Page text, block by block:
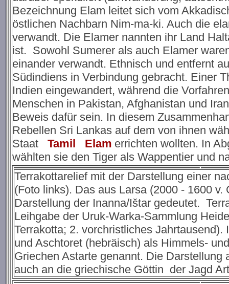
Bezeichnung Elam leitet sich vom
östlichen Nachbarn Nim-ma-ki. Auch die
verwandt. Die Elamer nannten ihr Land
ist. Sowohl Sumerer als auch Elamer
einander verwandt. Ethnisch und entfernt
Südindiens in Verbindung gebracht. Einer
Indien eingewandert, während die
Menschen in Pakistan, Afghanistan und
Beweis dafür sein. In diesem
Rebellen Sri Lankas auf dem von ihnen
Staat
Tamil Elam errichten wollten. In
wählten sie den Tiger als Wappentier und
Terrakottarelief mit der Darstellung einer
(Foto links). Das aus Larsa (2000 - 1600
Darstellung der Inanna/Ištar gedeutet.
Leihgabe der Uruk-Warka-Sammlung
Terrakotta; 2. vorchristliches
und Aschtoret (hebräisch) als Himmels-
Griechen Astarte genannt. Die
auch an die griechische Göttin der Jagd